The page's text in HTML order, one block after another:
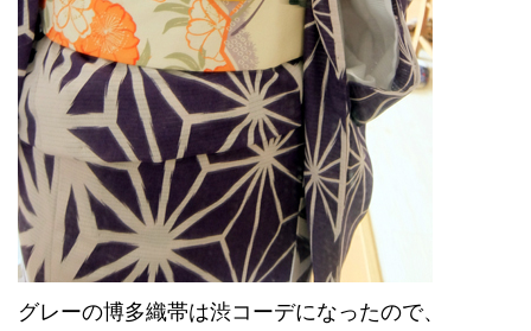
グレーの博多織帯は渋コーデになったので、